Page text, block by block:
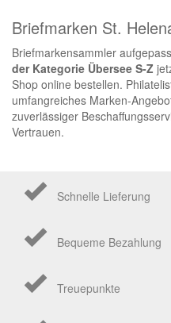
Briefmarken St.
Briefmarkensammler
der Kategorie Übersee S-Z
Shop online bestellen.
umfangreiches Marken-
zuverlässiger
Vertrauen.
Schnelle Lieferung
Bequeme Bezahlung
Treuepunkte